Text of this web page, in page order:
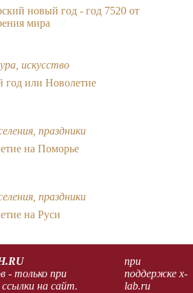
новый год - год 7520 от
мира
искусство
год или Новолетие
праздники
на Поморье
праздники
на Руси
- только при
ссылки на сайт.
при
поддержке x-
lab.ru